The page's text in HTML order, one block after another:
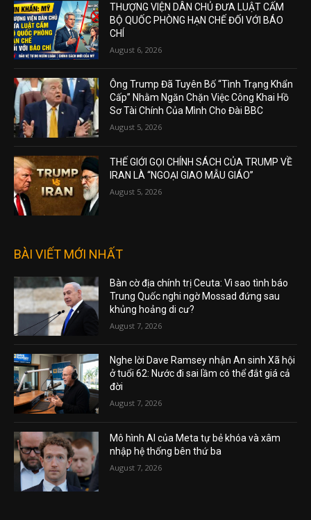
THƯỢNG VIỆN DÂN CHỦ ĐƯA LUẬT CẤM
BỘ QUỐC PHÒNG HẠN CHẾ ĐỐI VỚI BÁO
CHÍ
August 6, 2026
Ông Trump Đã Tuyên Bố “Tình Trạng Khẩn
Cấp” Nhằm Ngăn Chặn Việc Công Khai Hồ
Sơ Tài Chính Của Mình Cho Đài BBC
August 5, 2026
THẾ GIỚI GỌI CHÍNH SÁCH CỦA TRUMP VỀ
IRAN LÀ “NGOẠI GIAO MẪU GIÁO”
August 5, 2026
BÀI VIẾT MỚI NHẤT
Bàn cờ địa chính trị Ceuta: Vì sao tình báo
Trung Quốc nghi ngờ Mossad đứng sau
khủng hoảng di cư?
August 7, 2026
Nghe lời Dave Ramsey nhận An sinh Xã hội
ở tuổi 62: Nước đi sai lầm có thể đắt giá cả
đời
August 7, 2026
Mô hình AI của Meta tự bẻ khóa và xâm
nhập hệ thống bên thứ ba
August 7, 2026